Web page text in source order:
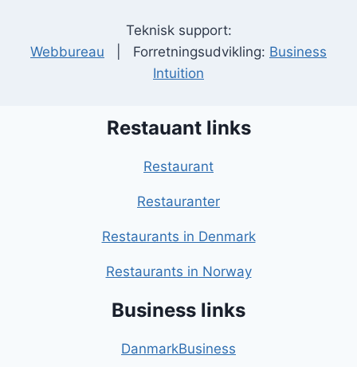
Teknisk support:
Webbureau | Forretningsudvikling: Business
Intuition
Restauant links
Restaurant
Restauranter
Restaurants in Denmark
Restaurants in Norway
Business links
DanmarkBusiness